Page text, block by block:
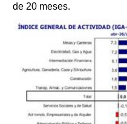
de 20 meses.